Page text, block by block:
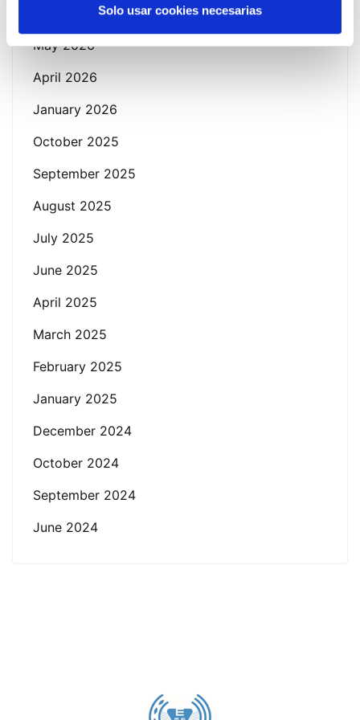
Solo usar cookies necesarias
May 2026
April 2026
January 2026
October 2025
September 2025
August 2025
July 2025
June 2025
April 2025
March 2025
February 2025
January 2025
December 2024
October 2024
September 2024
June 2024